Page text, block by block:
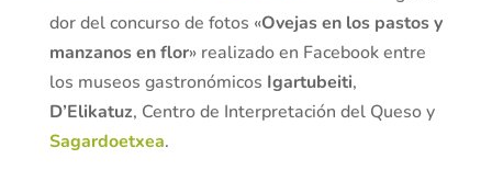
dor del concurso de fotos «Ovejas en los pastos y
manzanos en flor» realizado en Facebook entre
los museos gastronómicos Igartubeiti,
D’Elikatuz, Centro de Interpretación del Queso y
Sagardoetxea.